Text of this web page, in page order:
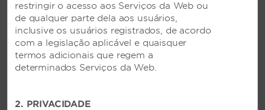
restringir o acesso aos Serviços da Web ou
de qualquer parte dela aos usuários,
inclusive os usuários registrados, de acordo
com a legislação aplicável e quaisquer
termos adicionais que regem a
determinados Serviços da Web.
2. PRIVACIDADE